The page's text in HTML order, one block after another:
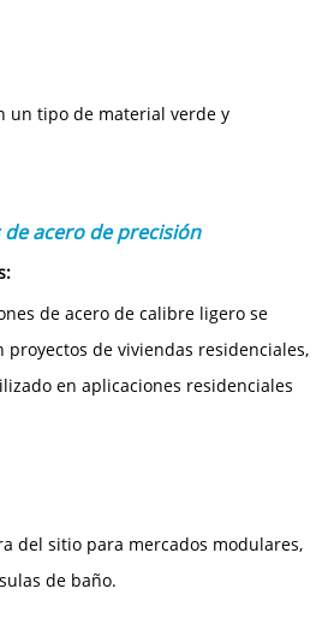
un tipo de material verde y
acero de precisión
de acero de calibre ligero se
de viviendas residenciales,
en aplicaciones residenciales
del sitio para mercados modulares,
de baño.